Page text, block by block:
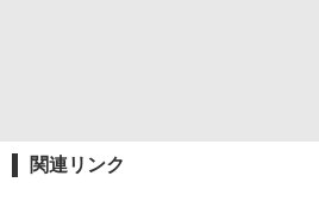
関連リンク